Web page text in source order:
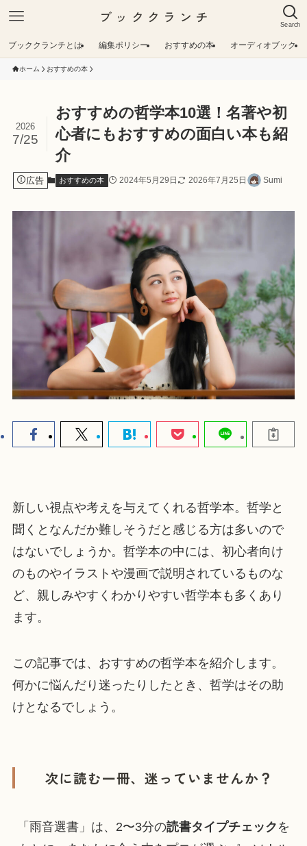
ブッククランチ Search
ブッククランチとは 編集ポリシー おすすめの本 オーディオブック
ホーム おすすめの本
おすすめの哲学本10選！名著や初
心者にもおすすめの面白い本も紹
介
2026
7/25
広告 おすすめの本 2024年5月29日 2026年7月25日 Sumi
新しい視点や考えを与えてくれる哲学本。哲学と
聞くとなんだか難しそうだと感じる方は多いので
はないでしょうか。哲学本の中には、初心者向け
のものやイラストや漫画で説明されているものな
ど、親しみやすくわかりやすい哲学本も多くあり
ます。
この記事では、 おすすめの哲学本を紹介します。
何かに悩んだり迷ったりしたとき、哲学はその助
けとなるでしょう。
次に読む一冊、迷っていませんか？
「雨音選書」は、2〜3分の読書タイプチェック を